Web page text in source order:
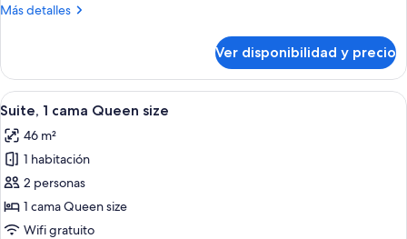
size,
océano
Más detalles
Más
1
cama
Queen
vista
al
océano
Ver disponibilidad y precio
Ver
todas
las
fotos
de
Suite,
1
Habitación de hotel con cama, dos
5
Suite, 1 cama Queen size
46 m²
1 habitación
2 personas
1 cama Queen size
Wifi gratuito